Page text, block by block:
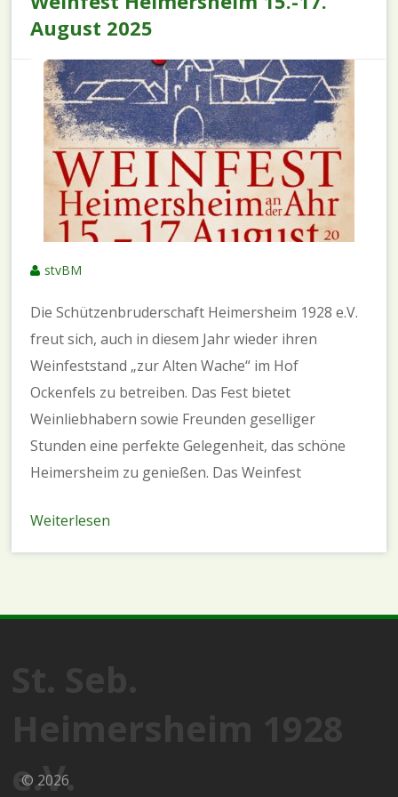
August 2025
stvBM
Die Schützenbruderschaft Heimersheim 1928 e.V.
freut sich, auch in diesem Jahr wieder ihren
Weinfeststand „zur Alten Wache“ im Hof
Ockenfels zu betreiben. Das Fest bietet
Weinliebhabern sowie Freunden geselliger
Stunden eine perfekte Gelegenheit, das schöne
Heimersheim zu genießen. Das Weinfest
Weiterlesen
St. Seb.
Heimersheim 1928
e.V.
© 2026